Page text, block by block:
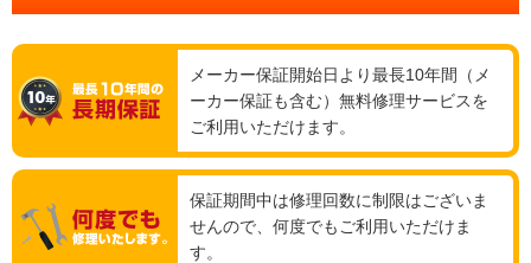
メーカー保証開始日より最長10年間（メ
ーカー保証も含む）無料修理サービスを
ご利用いただけます。
保証期間中は修理回数に制限はございま
せんので、何度でもご利用いただけま
す。